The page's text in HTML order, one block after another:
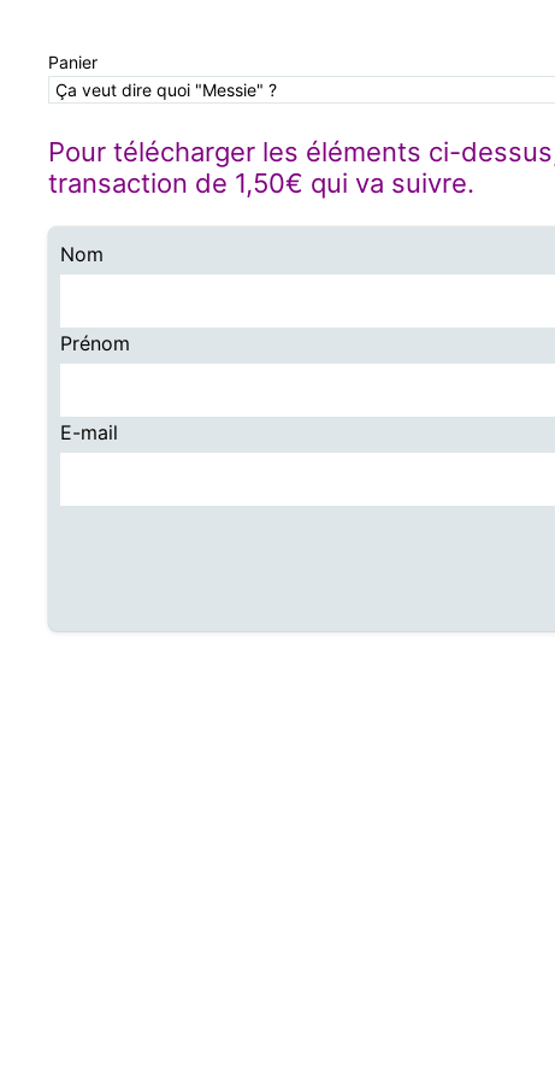
Panier
Ça veut dire quoi "Messie" ?
Pour télécharger les éléments ci-
transaction de 1,50€ qui va suivre.
Nom
Prénom
E-mail